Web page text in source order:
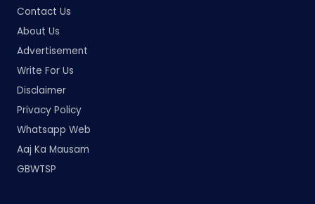
Contact Us
About Us
Advertisement
Write For Us
Disclaimer
Privacy Policy
Whatsapp Web
Aaj Ka Mausam
GBWTSP